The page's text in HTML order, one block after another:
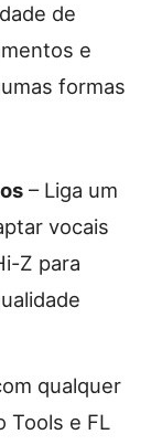
de
e
formas
– Liga um
vocais
Z para
qualquer
Tools e FL